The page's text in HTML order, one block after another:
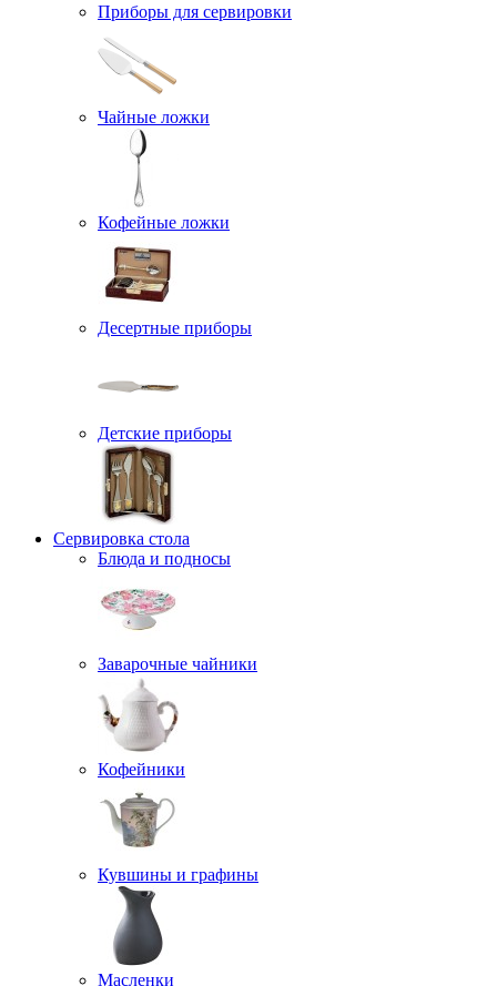
Приборы для сервировки
Чайные ложки
Кофейные ложки
Десертные приборы
Детские приборы
Сервировка стола
Блюда и подносы
Заварочные чайники
Кофейники
Кувшины и графины
Масленки